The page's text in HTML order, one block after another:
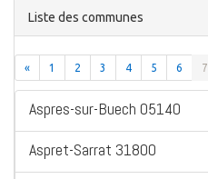
Liste des communes
« 1 2 3 4 5 6 7
Aspres-sur-Buech 05140
Aspret-Sarrat 31800